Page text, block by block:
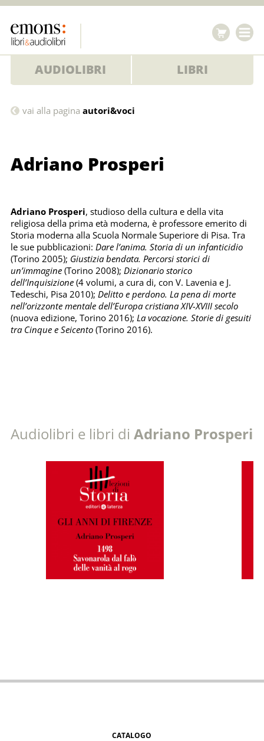
AUDIOLIBRI LIBRI
Adriano
vai alla pagina autori&voci
Adriano Prosperi
Adriano Prosperi, studioso della cultura e della vita
religiosa della prima età moderna, è professore emerito di
Storia moderna alla Scuola Normale Superiore di Pisa. Tra
le sue pubblicazioni: Dare l’anima. Storia di un infanticidio
(Torino 2005); Giustizia bendata. Percorsi storici di
un’immagine(Torino 2008); Dizionario storico
dell’Inquisizione(4 volumi, a cura di, con V. Lavenia e J.
Tedeschi, Pisa 2010); Delitto e perdono. La pena di morte
nell’orizzonte mentale dell’Europa cristiana XIV-XVIII secolo
(nuova edizione, Torino 2016); La vocazione. Storie di gesuiti
tra Cinque e Seicento(Torino 2016).
Audiolibri e libri di Adriano Prosperi
CATALOGO